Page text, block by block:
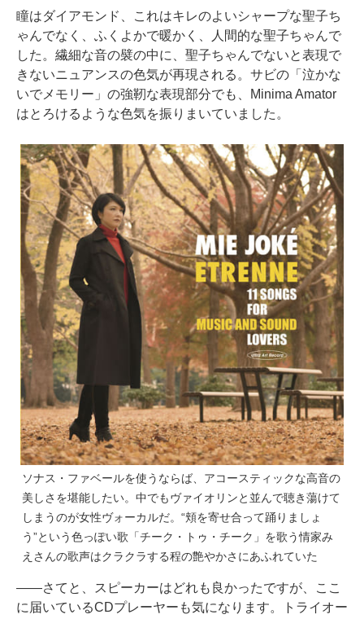
瞳はダイアモンド、これはキレのよいシャープな聖子ち
ゃんでなく、ふくよかで暖かく、人間的な聖子ちゃんで
した。繊細な音の襞の中に、聖子ちゃんでないと表現で
きないニュアンスの色気が再現される。サビの「泣かな
いでメモリー」の強靭な表現部分でも、Minima Amator
はとろけるような色気を振りまいていました。
ソナス・ファベールを使うならば、アコースティックな高音の
美しさを堪能したい。中でもヴァイオリンと並んで聴き蕩けて
しまうのが女性ヴォーカルだ。“頬を寄せ合って踊りましょ
う”という色っぽい歌「チーク・トゥ・チーク」を歌う情家み
えさんの歌声はクラクラする程の艶やかさにあふれていた
――さてと、スピーカーはどれも良かったですが、ここ
に届いているCDプレーヤーも気になります。トライオー